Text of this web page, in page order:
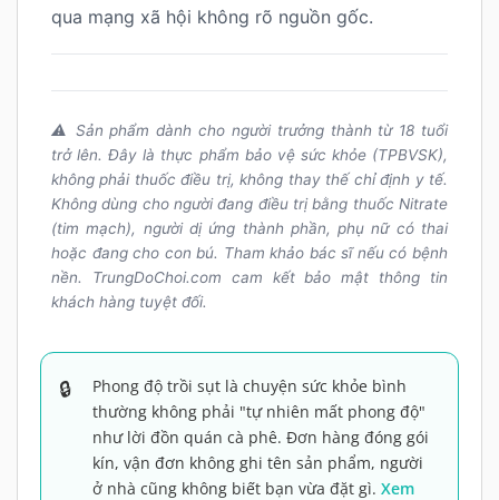
qua mạng xã hội không rõ nguồn gốc.
⚠️ Sản phẩm dành cho người trưởng thành từ 18 tuổi
trở lên. Đây là thực phẩm bảo vệ sức khỏe (TPBVSK),
không phải thuốc điều trị, không thay thế chỉ định y tế.
Không dùng cho người đang điều trị bằng thuốc Nitrate
(tim mạch), người dị ứng thành phần, phụ nữ có thai
hoặc đang cho con bú. Tham khảo bác sĩ nếu có bệnh
nền. TrungDoChoi.com cam kết bảo mật thông tin
khách hàng tuyệt đối.
Phong độ trồi sụt là chuyện sức khỏe bình
thường không phải "tự nhiên mất phong độ"
như lời đồn quán cà phê. Đơn hàng đóng gói
kín, vận đơn không ghi tên sản phẩm, người
ở nhà cũng không biết bạn vừa đặt gì. Xem